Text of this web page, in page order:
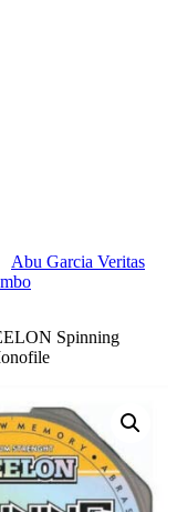
Abu Garcia Veritas
Spinning